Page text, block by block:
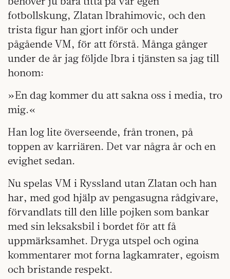
fotbollskung, Zlatan Ibrahimovic, och den
trista figur han gjort inför och under
pågående VM, för att förstå. Många gånger
under de år jag följde Ibra i tjänsten sa jag till
honom:
»En dag kommer du att sakna oss i media, tro
mig.«
Han log lite överseende, från tronen, på
toppen av karriären. Det var några år och en
evighet sedan.
Nu spelas VM i Ryssland utan Zlatan och han
har, med god hjälp av pengasugna rådgivare,
förvandlats till den lille pojken som bankar
med sin leksaksbil i bordet för att få
uppmärksamhet. Dryga utspel och ogina
kommentarer mot forna lagkamrater, egoism
och bristande respekt.